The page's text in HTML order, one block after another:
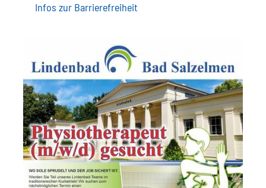
Infos zur Barrierefreiheit